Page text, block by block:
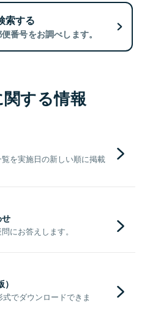
索する
番号をお調べします。
する情報
を実施日の新しい順に掲載
にお答えします。
でダウンロードできま